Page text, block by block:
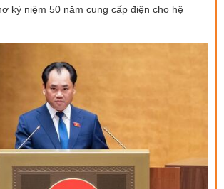
kỷ niệm 50 năm cung cấp điện cho hệ